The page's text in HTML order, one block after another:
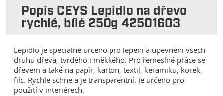
Popis CEYS Lepidlo na dřevo
rychlé, bílé 250g 42501603
Lepidlo je speciálně určeno pro lepení a upevnění všech
druhů dřeva, tvrdého i měkkého. Pro řemeslné práce se
dřevem a také na papír, karton, textil, keramiku, korek,
filc. Rychle schne a je transparentní. Je určeno pro
použití v interiérech.